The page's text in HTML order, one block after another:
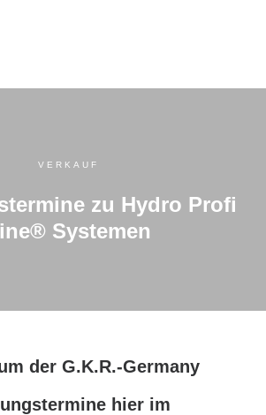
VERKAUF
zu Hydro Profi
Systemen
der G.K.R.-Germany
hier im